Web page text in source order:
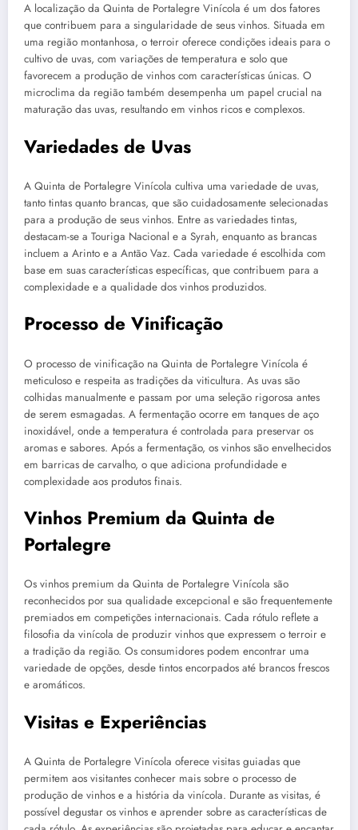
A localização da Quinta de Portalegre Vinícola é um dos fatores
que contribuem para a singularidade de seus vinhos. Situada em
uma região montanhosa, o terroir oferece condições ideais para o
cultivo de uvas, com variações de temperatura e solo que
favorecem a produção de vinhos com características únicas. O
microclima da região também desempenha um papel crucial na
maturação das uvas, resultando em vinhos ricos e complexos.
Variedades de Uvas
A Quinta de Portalegre Vinícola cultiva uma variedade de uvas,
tanto tintas quanto brancas, que são cuidadosamente selecionadas
para a produção de seus vinhos. Entre as variedades tintas,
destacam-se a Touriga Nacional e a Syrah, enquanto as brancas
incluem a Arinto e a Antão Vaz. Cada variedade é escolhida com
base em suas características específicas, que contribuem para a
complexidade e a qualidade dos vinhos produzidos.
Processo de Vinificação
O processo de vinificação na Quinta de Portalegre Vinícola é
meticuloso e respeita as tradições da viticultura. As uvas são
colhidas manualmente e passam por uma seleção rigorosa antes
de serem esmagadas. A fermentação ocorre em tanques de aço
inoxidável, onde a temperatura é controlada para preservar os
aromas e sabores. Após a fermentação, os vinhos são envelhecidos
em barricas de carvalho, o que adiciona profundidade e
complexidade aos produtos finais.
Vinhos Premium da Quinta de
Portalegre
Os vinhos premium da Quinta de Portalegre Vinícola são
reconhecidos por sua qualidade excepcional e são frequentemente
premiados em competições internacionais. Cada rótulo reflete a
filosofia da vinícola de produzir vinhos que expressem o terroir e
a tradição da região. Os consumidores podem encontrar uma
variedade de opções, desde tintos encorpados até brancos frescos
e aromáticos.
Visitas e Experiências
A Quinta de Portalegre Vinícola oferece visitas guiadas que
permitem aos visitantes conhecer mais sobre o processo de
produção de vinhos e a história da vinícola. Durante as visitas, é
possível degustar os vinhos e aprender sobre as características de